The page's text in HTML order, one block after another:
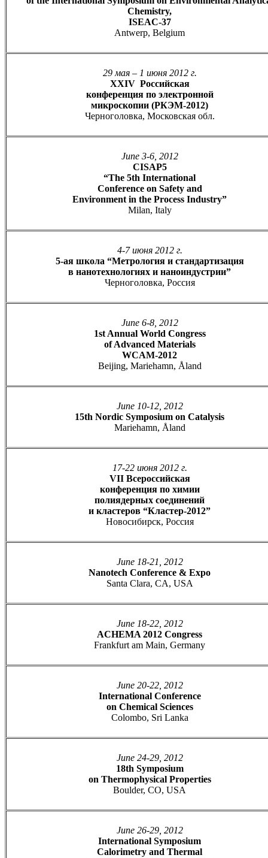
Chemistry,
ISEAC-37
Antwerp, Belgium
29 мая – 1 июня 2012 г.
XXIV Российская
конференция по электронной
микроскопии (РКЭМ-2012)
Черноголовка, Московская обл.
June 3-6, 2012
CISAP5
“The 5th International
Conference on Safety and
Environment in the Process Industry”
Milan, Italy
4-7 июня 2012 г.
5-ая школа “Метрология и стандартизация
в нанотехнологиях и наноиндустрии”
Черноголовка, Россия
June 6-8, 2012
1st Annual World Congress
of Advanced Materials
WCAM-2012
Beijing, Mariehamn, Åland
June 10-12, 2012
15th Nordic Symposium on Catalysis
Mariehamn, Åland
17-22 июня 2012 г.
VII Всероссийская
конференция по химии
полиядерных соединений
и кластеров “Кластер-2012”
Новосибирск, Россия
June 18-21, 2012
Nanotech Conference & Expo
Santa Clara, CA, USA
June 18-22, 2012
ACHEMA 2012 Congress
Frankfurt am Main, Germany
June 20-22, 2012
International Conference
on Chemical Sciences
Colombo, Sri Lanka
June 24-29, 2012
18th Symposium
on Thermophysical Properties
Boulder, CO, USA
June 26-29, 2012
International Symposium
Calorimetry and Thermal